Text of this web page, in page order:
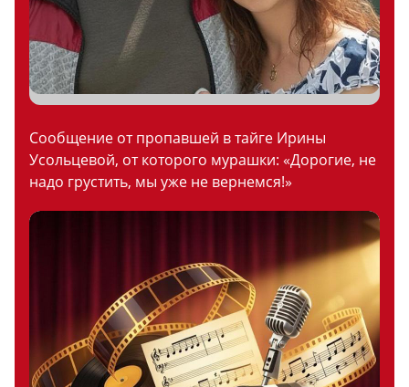
Сообщение от пропавшей в тайге Ирины
Усольцевой, от которого мурашки: «Дорогие, не
надо грустить, мы уже не вернемся!»